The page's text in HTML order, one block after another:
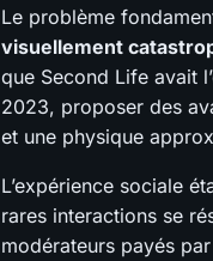
Le problème
visuellement
que Second Life avait
2023, proposer des
et une physique
L’expérience sociale
rares interactions se
modérateurs payés